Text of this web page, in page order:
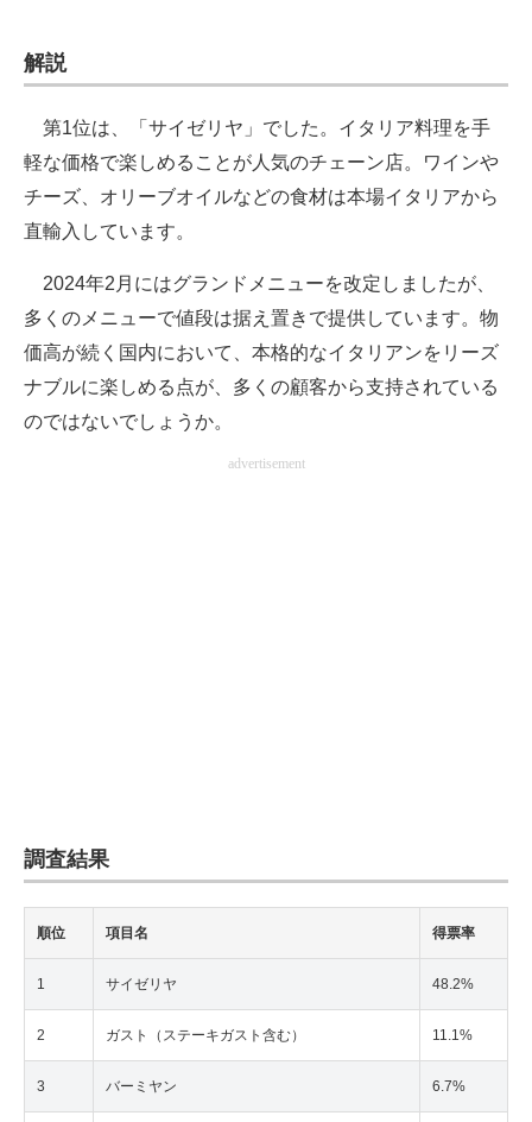
電子設計の基本と応用
エネルギーの専門メディア
建設×テクノロジーの最前線
ちょっと気になるネットの話題
解説
第1位は、「サイゼリヤ」でした。イタリア料理を手
軽な価格で楽しめることが人気のチェーン店。ワインや
チーズ、オリーブオイルなどの食材は本場イタリアから
直輸入しています。
2024年2月にはグランドメニューを改定しましたが、
多くのメニューで値段は据え置きで提供しています。物
価高が続く国内において、本格的なイタリアンをリーズ
ナブルに楽しめる点が、多くの顧客から支持されている
のではないでしょうか。
advertisement
調査結果
順位 項目名 得票率
1 サイゼリヤ 48.2%
2 ガスト（ステーキガスト含む） 11.1%
3 バーミヤン 6.7%